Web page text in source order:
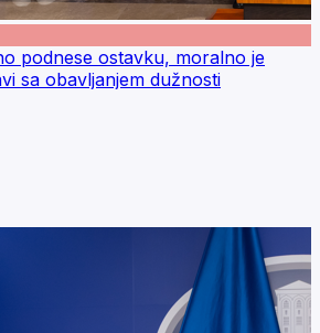
podnese ostavku, moralno je
sa obavljanjem dužnosti